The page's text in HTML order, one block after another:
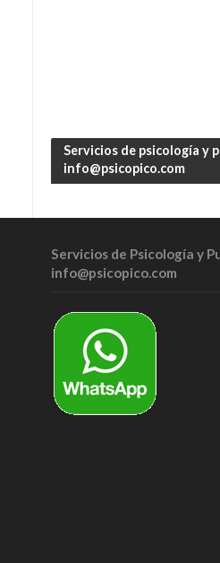
Servicios de psicología y
info@psicopico.com
Servicios de Psicología y
info@psicopico.com